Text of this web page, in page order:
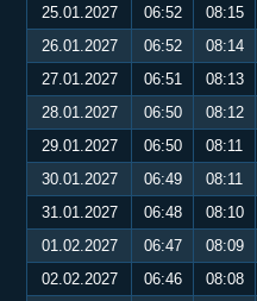
25.01.2027
06:52 08:15
26.01.2027
06:52 08:14
27.01.2027
06:51 08:13
28.01.2027
06:50 08:12
29.01.2027
06:50 08:11
30.01.2027
06:49 08:11
31.01.2027
06:48 08:10
01.02.2027
06:47 08:09
02.02.2027
06:46 08:08